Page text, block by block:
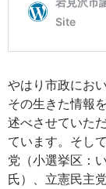
やはり市政にお
その生きた情報
述べさせていた
ています。そし
党（小選挙区：
氏）、立憲民主